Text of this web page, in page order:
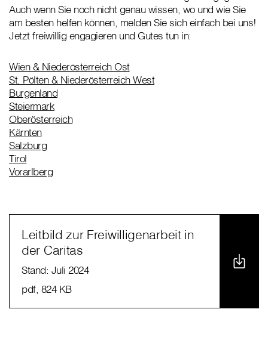
Auch wenn Sie noch nicht genau wissen, wo und wie Sie
am besten helfen können, melden Sie sich einfach bei uns!
Jetzt freiwillig engagieren und Gutes tun in:
Wien & Niederösterreich Ost
St. Pölten & Niederösterreich West
Burgenland
Steiermark
Oberösterreich
Kärnten
Salzburg
Tirol
Vorarlberg
Leitbild zur Freiwilligenarbeit in
der Caritas
Stand: Juli 2024
pdf, 824 KB